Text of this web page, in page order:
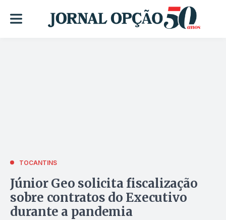
TOCANTINS
Júnior Geo solicita fiscalização
sobre contratos do Executivo
durante a pandemia